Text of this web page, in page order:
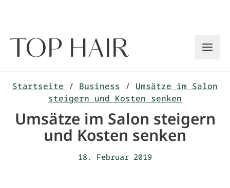
Startseite / Business / Umsätze im Salon
steigern und Kosten senken
Umsätze im Salon steigern
und Kosten senken
18. Februar 2019